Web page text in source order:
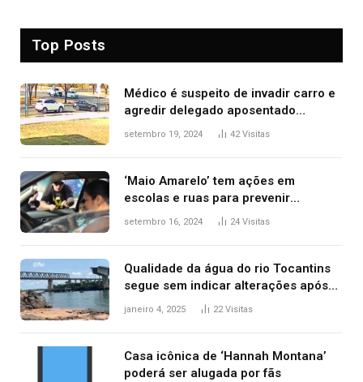
Top Posts
Médico é suspeito de invadir carro e
agredir delegado aposentado
durante confusão no trânsito
setembro 19, 2024 42Visitas
‘Maio Amarelo’ tem ações em
escolas e ruas para prevenir
acidentes no trânsito no AP
setembro 16, 2024 24 Visitas
Qualidade da água do rio Tocantins
segue sem indicar alterações após
desabamento da ponte entre MA e
janeiro 4, 2025 22Visitas
Casa icônica de ‘Hannah Montana’
poderá ser alugada por fãs